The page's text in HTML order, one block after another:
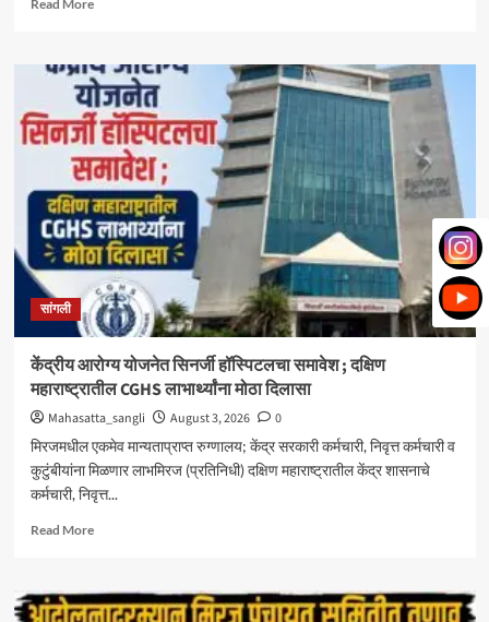
Read More
मिरज
पंचायत
समितीत
महायुतीचा
झेंडा;
सभापतीपदी
राणी
भोरे,
उपसभापतीपदी
ललिता
शेजूळ
बिनविरोध
सांगली
केंद्रीय आरोग्य योजनेत सिनर्जी हॉस्पिटलचा समावेश ; दक्षिण
महाराष्ट्रातील CGHS लाभार्थ्यांना मोठा दिलासा
Mahasatta_sangli August 3, 2026
0
मिरजमधील एकमेव मान्यताप्राप्त रुग्णालय; केंद्र सरकारी कर्मचारी, निवृत्त कर्मचारी व
कुटुंबीयांना मिळणार लाभमिरज (प्रतिनिधी) दक्षिण महाराष्ट्रातील केंद्र शासनाचे
कर्मचारी, निवृत्त...
Read MoreRead
केंद्रीय
आरोग्य